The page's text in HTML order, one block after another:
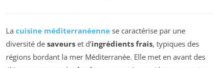
La cuisine méditerranéenne se caractérise par une
diversité de saveurs et d’ingrédients frais, typiques des
régions bordant la mer Méditerranée. Elle met en avant des